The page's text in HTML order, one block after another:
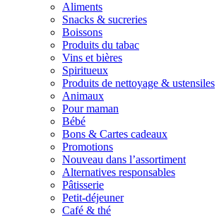
Aliments
Snacks & sucreries
Boissons
Produits du tabac
Vins et bières
Spiritueux
Produits de nettoyage & ustensiles
Animaux
Pour maman
Bébé
Bons & Cartes cadeaux
Promotions
Nouveau dans l’assortiment
Alternatives responsables
Pâtisserie
Petit-déjeuner
Café & thé